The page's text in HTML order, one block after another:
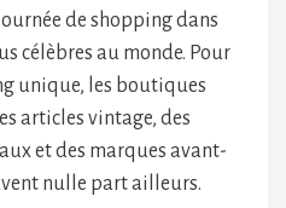
de shopping dans
célèbres au monde. Pour
unique, les boutiques
articles vintage, des
et des marques avant-
nulle part ailleurs.